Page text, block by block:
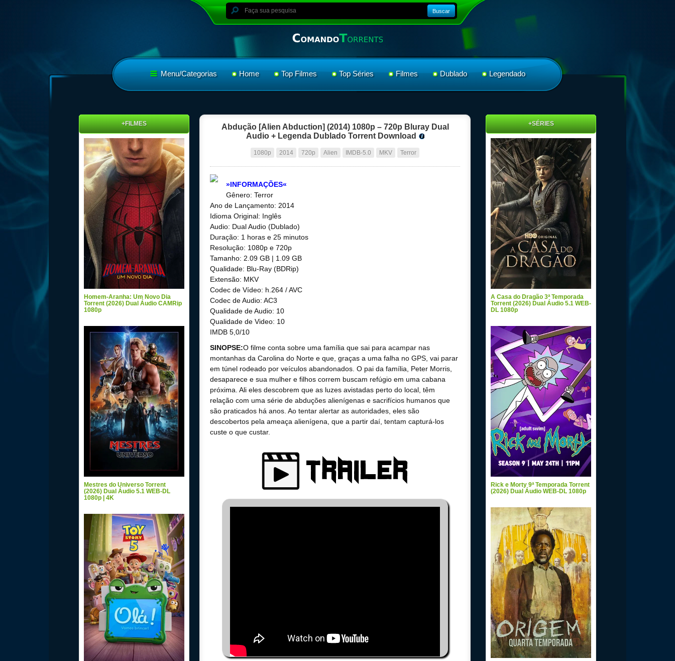
Buscar
Menu/Categorias Home Top Filmes Top Séries Filmes Dublado Legendado
Abdução [Alien Abduction] (2014) 1080p – 720p Bluray Dual
Audio + Legenda Dublado Torrent Download
1080p 2014 720p Alien IMDB-5.0 MKV Terror
»INFORMAÇÕES«
Gênero: Terror
Ano de Lançamento: 2014
Idioma Original: Inglês
Audio: Dual Audio (Dublado)
Duração: 1 horas e 25 minutos
Resolução: 1080p e 720p
Tamanho: 2.09 GB | 1.09 GB
Qualidade: Blu-Ray (BDRip)
Extensão: MKV
Codec de Vídeo: h.264 / AVC
Codec de Audio: AC3
Qualidade de Audio: 10
Qualidade de Video: 10
IMDB 5,0/10
SINOPSE:O filme conta sobre uma família que sai para acampar nas
montanhas da Carolina do Norte e que, graças a uma falha no GPS, vai parar
em túnel rodeado por veículos abandonados. O pai da família, Peter Morris,
desaparece e sua mulher e filhos correm buscam refúgio em uma cabana
próxima. Ali eles descobrem que as luzes avistadas perto do local, têm
relação com uma série de abduções alienígenas e sacrifícios humanos que
são praticados há anos. Ao tentar alertar as autoridades, eles são
descobertos pela ameaça alienígena, que a partir daí, tentam capturá-los
custe o que custar.
+FILMES
Homem-Aranha: Um Novo Dia
Torrent (2026) Dual Áudio CAMRip
1080p
Mestres do Universo Torrent
(2026) Dual Áudio 5.1 WEB-DL
1080p | 4K
+SÉRIES
A Casa do Dragão 3ª Temporada
Torrent (2026) Dual Áudio 5.1 WEB-
DL 1080p
Rick e Morty 9ª Temporada Torrent
(2026) Dual Áudio WEB-DL 1080p